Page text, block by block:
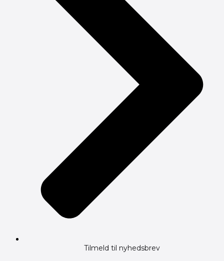
Tilmeld til nyhedsbrev